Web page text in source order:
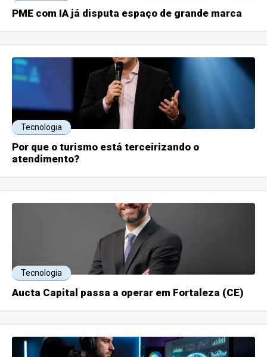
PME com IA já disputa espaço de grande marca
Tecnologia
Por que o turismo está terceirizando o
atendimento?
Tecnologia
Aucta Capital passa a operar em Fortaleza (CE)